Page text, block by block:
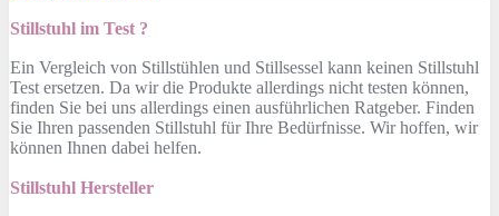
Stillstuhl im Test ?
Ein Vergleich von Stillstühlen und Stillsessel kann keinen Stillstuhl
Test ersetzen. Da wir die Produkte allerdings nicht testen können,
finden Sie bei uns allerdings einen ausführlichen Ratgeber. Finden
Sie Ihren passenden Stillstuhl für Ihre Bedürfnisse. Wir hoffen, wir
können Ihnen dabei helfen.
Stillstuhl Hersteller